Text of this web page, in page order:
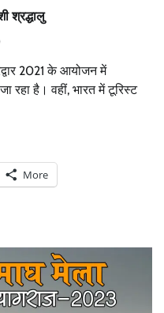
श्रद्धालु
2021 के आयोजन में
रहा है। वहीं, भारत में टूरिस्ट
More